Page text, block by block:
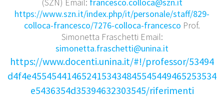
https://www.szn.it/index.php/it/personale/staff/829-
colloca-francesco/7276-colloca-francesco Prof.
Simonetta Fraschetti Email:
simonetta.fraschetti@unina.it
https://www.docenti.unina.it/#!/professor/53494
d4f4e4554544146524153434845545449465253534
e5436354d35394632303545/riferimenti